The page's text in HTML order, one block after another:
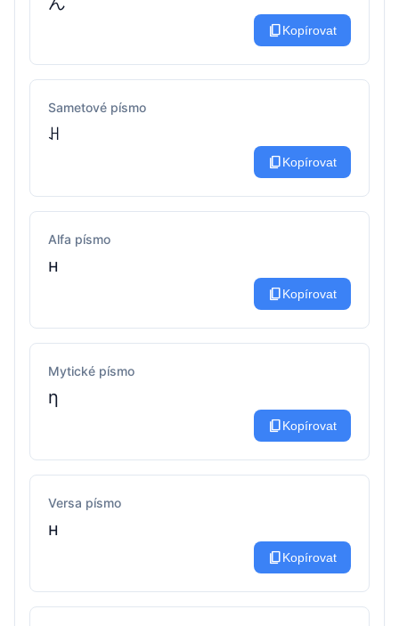
content_copyKopírovat
Sametové písmo
ꃅ
content_copyKopírovat
Alfa písmo
н
content_copyKopírovat
Mytické písmo
η
content_copyKopírovat
Versa písmo
н
content_copyKopírovat